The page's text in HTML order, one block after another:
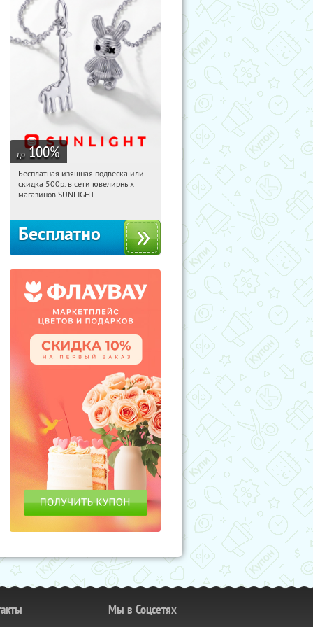
до 100%
13:41:09 Получили:
Россия
Бесплатная изящная подвеска или
скидка 500р. в сети ювелирных
магазинов SUNLIGHT
Бесплатно
Мы в Соцсетях